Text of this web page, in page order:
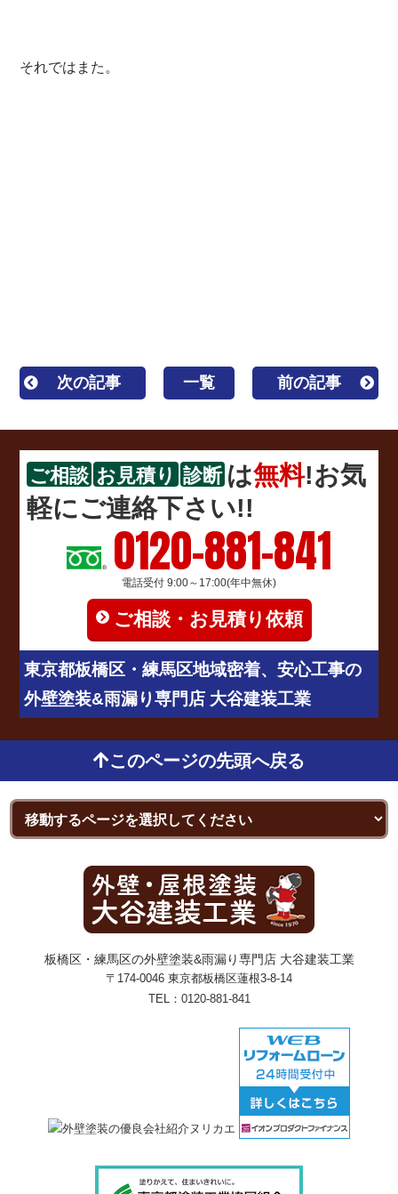
それではまた。
次の記事 一覧 前の記事
ご相談 お見積り 診断 は無料!お気
軽にご連絡下さい!!
0120-881-841
電話受付 9:00～17:00(年中無休)
ご相談・お見積り依頼
東京都板橋区・練馬区地域密着、安心工事の
外壁塗装&雨漏り専門店 大谷建装工業
このページの先頭へ戻る
板橋区・練馬区の外壁塗装&雨漏り専門店 大谷建装工業
〒174-0046 東京都板橋区蓮根3-8-14
TEL： 0120-881-841